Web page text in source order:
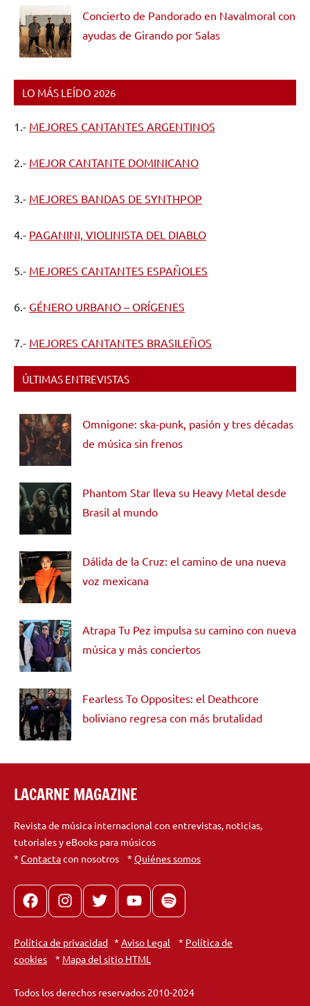
Concierto de Pandorado en Navalmoral con
ayudas de Girando por Salas
LO MÁS LEÍDO 2026
1.- MEJORES CANTANTES ARGENTINOS
2.- MEJOR CANTANTE DOMINICANO
3.- MEJORES BANDAS DE SYNTHPOP
4.- PAGANINI, VIOLINISTA DEL DIABLO
5.- MEJORES CANTANTES ESPAÑOLES
6.- GÉNERO URBANO – ORÍGENES
7.- MEJORES CANTANTES BRASILEÑOS
ÚLTIMAS ENTREVISTAS
Omnigone: ska-punk, pasión y tres décadas
de música sin frenos
Phantom Star lleva su Heavy Metal desde
Brasil al mundo
Dálida de la Cruz: el camino de una nueva
voz mexicana
Atrapa Tu Pez impulsa su camino con nueva
música y más conciertos
Fearless To Opposites: el Deathcore
boliviano regresa con más brutalidad
LACARNE MAGAZINE
Revista de música internacional con entrevistas, noticias,
tutoriales y eBooks para músicos
* Contactacon nosotros * Quiénes somos
FacebookInstagram
X youtubespotify
Política de privacidad * Aviso Legal * Política de
cookies * Mapa del sitio HTML
Todos los derechos reservados 2010-2024